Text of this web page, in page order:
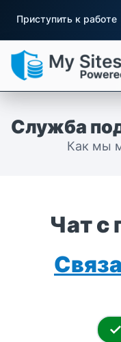
Приступить к работе
Служба
Как мы
Чат с